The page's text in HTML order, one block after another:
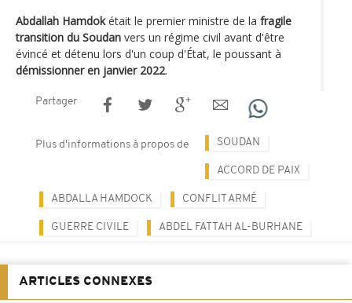
Abdallah Hamdokétait le premier ministre de la fragile
transition du Soudan vers un régime civil avant d'être
évincé et détenu lors d'un coup d'État, le poussant à
démissionner en janvier 2022.
Partager
Plus d'informations à propos de SOUDAN
ACCORD DE PAIX
ABDALLA HAMDOCK CONFLIT ARMÉ
GUERRE CIVILE ABDEL FATTAH AL-BURHANE
ARTICLES CONNEXES